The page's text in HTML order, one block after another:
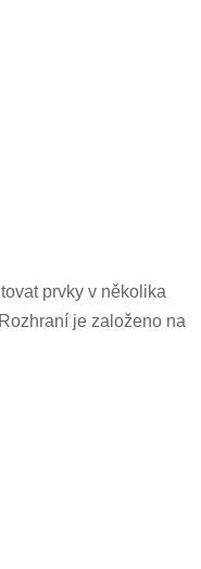
prvky v několika
je založeno na